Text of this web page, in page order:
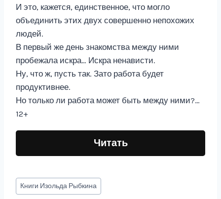
И это, кажется, единственное, что могло
объединить этих двух совершенно непохожих
людей.
В первый же день знакомства между ними
пробежала искра… Искра ненависти.
Ну, что ж, пусть так. Зато работа будет
продуктивнее.
Но только ли работа может быть между ними?…
12+
Читать
Метки
записи:
Книги Изольда Рыбкина